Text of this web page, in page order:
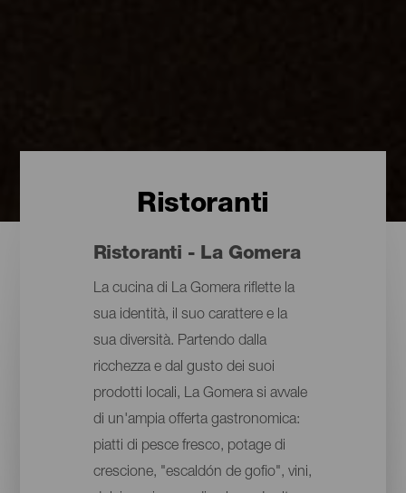
Ristoranti
Ristoranti - La Gomera
La cucina di La Gomera riflette la
sua identità, il suo carattere e la
sua diversità. Partendo dalla
ricchezza e dal gusto dei suoi
prodotti locali, La Gomera si avvale
di un'ampia offerta gastronomica:
piatti di pesce fresco, potage di
crescione, "escaldón de gofio", vini,